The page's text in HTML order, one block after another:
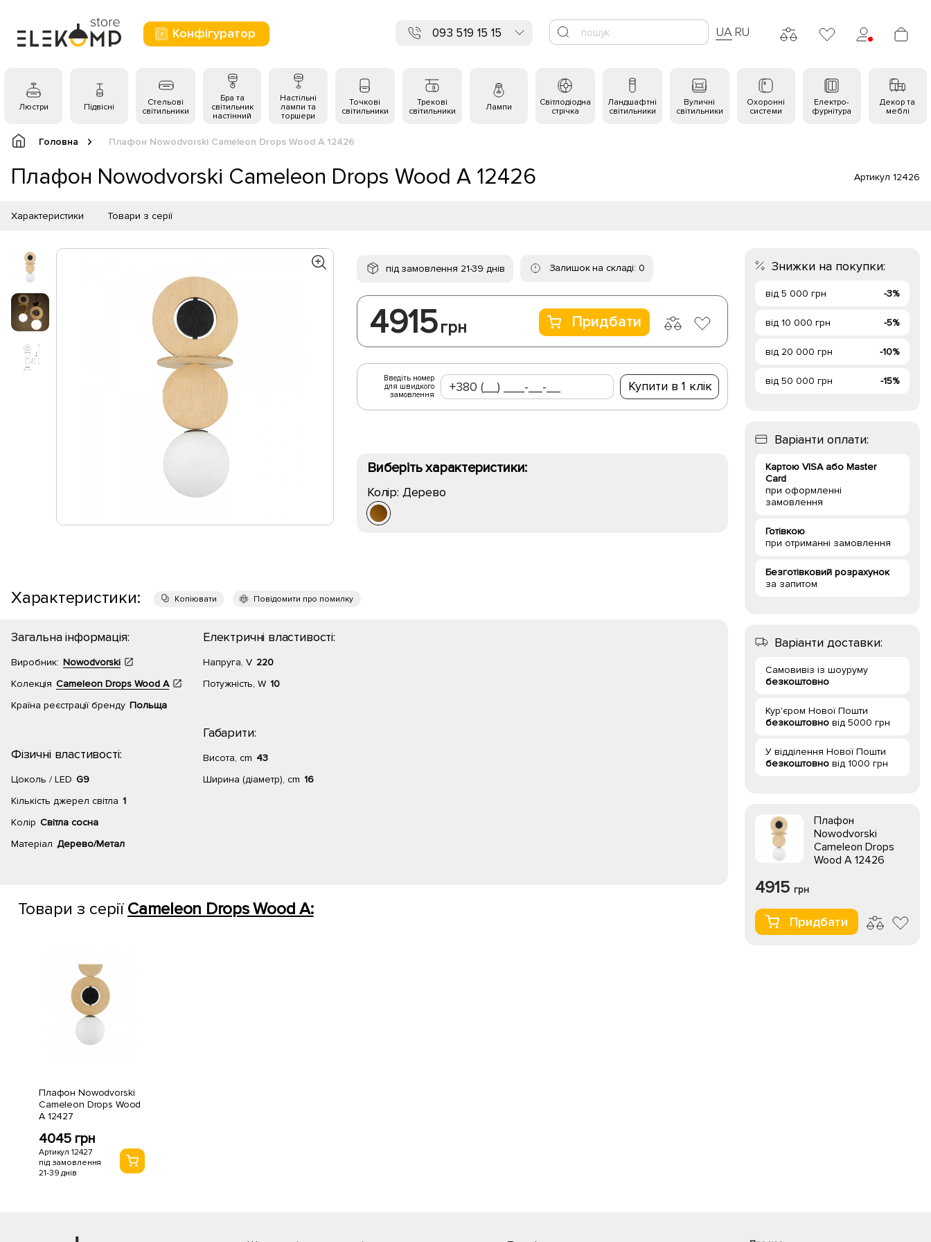
Конфігуратор 093 519 15 15 UA RU
Люстри Підвісні
Стельові
світильники
Бра та
світильник
настінний
Настільні
лампи та
торшери
Точкові
світильники
Трекові
світильники
Лампи
Світлодіодна
стрічка
Ландшафтні
світильники
Вуличні
світильники
Охоронні
системи
Електро-
фурнітура
Декор та
меблі
Головна Плафон Nowodvorski Cameleon Drops Wood A 12426
Плафон Nowodvorski Cameleon Drops Wood A 12426 Артикул 12426
Характеристики Товари з серії
під замовлення 21-39 днів Залишок на складі: 0
4915 грн Придбати
Введіть номер
для швидкого
замовлення
Купити в 1 клік
Виберіть характеристики:
Колір: Дерево
Характеристики: Копіювати Повідомити про помилку
Загальна інформація:
Виробник: Nowodvorski
Колекція Cameleon Drops Wood A
Країна реєстрації бренду Польща
Фізичні властивості:
Цоколь / LED G9
Кількість джерел світла 1
Колір Світла сосна
Матеріал Дерево/Метал
Електричні властивості:
Напруга, V 220
Потужність, W 10
Габарити:
Висота, cm 43
Ширина (діаметр), cm 16
Товари з серії Cameleon Drops Wood A:
Плафон Nowodvorski
Cameleon Drops Wood
A 12427
4045 грн
Артикул 12427
під замовлення
21-39 днів
Знижки на покупки:
від 5 000 грн -3%
від 10 000 грн -5%
від 20 000 грн -10%
від 50 000 грн -15%
Варіанти оплати:
Картою VISA або Master
Card
при оформленні
замовлення
Готівкою
при отриманні замовлення
Безготівковий розрахунок
за запитом
Варіанти доставки:
Самовивіз із шоуруму
безкоштовно
Кур'єром Нової Пошти
безкоштовно від 5000 грн
У відділення Нової Пошти
безкоштовно від 1000 грн
Плафон
Nowodvorski
Cameleon Drops
Wood A 12426
4915 грн
Придбати